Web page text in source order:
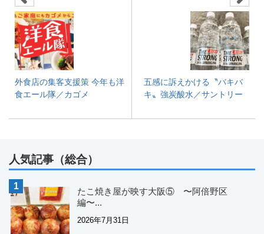
外食店の集客支援策 今年も洋
食エール隊／カゴメ
五感に訴えかける〝バキバ
キ〟強炭酸水／サントリー
人気記事（総合）
たこ焼き屋が映す大阪⑤ 〜阿倍野区
編〜...
2026年7月31日